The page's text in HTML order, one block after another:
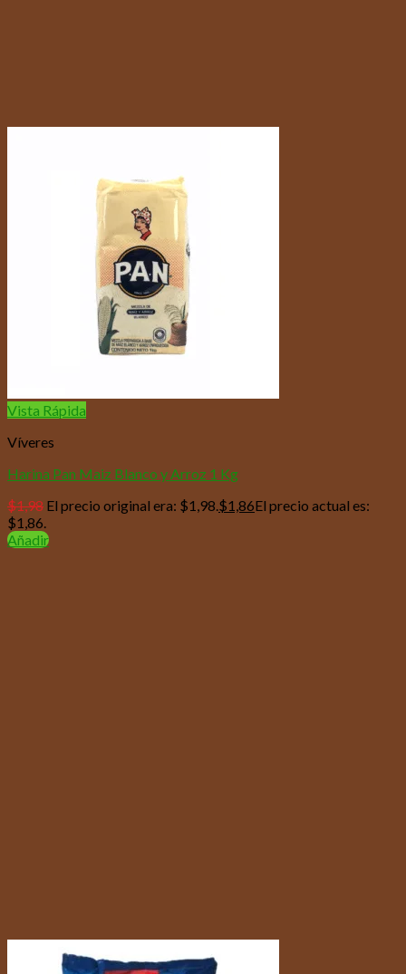
Vista Rápida
Víveres
Harina Pan Maiz Blanco y Arroz 1 Kg
$1,98 El precio original era: $1,98.$1,86El precio actual es:
$1,86.
Añadir